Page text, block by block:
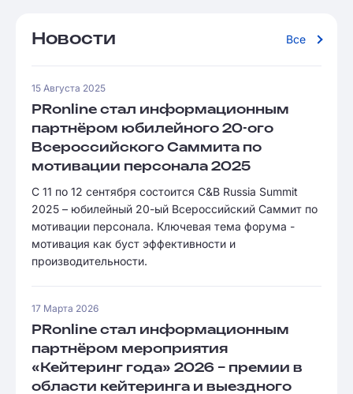
Новости Все
15 Августа 2025
PRonline стал информационным
партнёром юбилейного 20-ого
Всероссийского Саммита по
мотивации персонала 2025
С 11 по 12 сентября состоится C&B Russia Summit
2025 – юбилейный 20-ый Всероссийский Саммит по
мотивации персонала. Ключевая тема форума -
мотивация как буст эффективности и
производительности.
17 Марта 2026
PRonline стал информационным
партнёром мероприятия
«Кейтеринг года» 2026 – премии в
области кейтеринга и выездного